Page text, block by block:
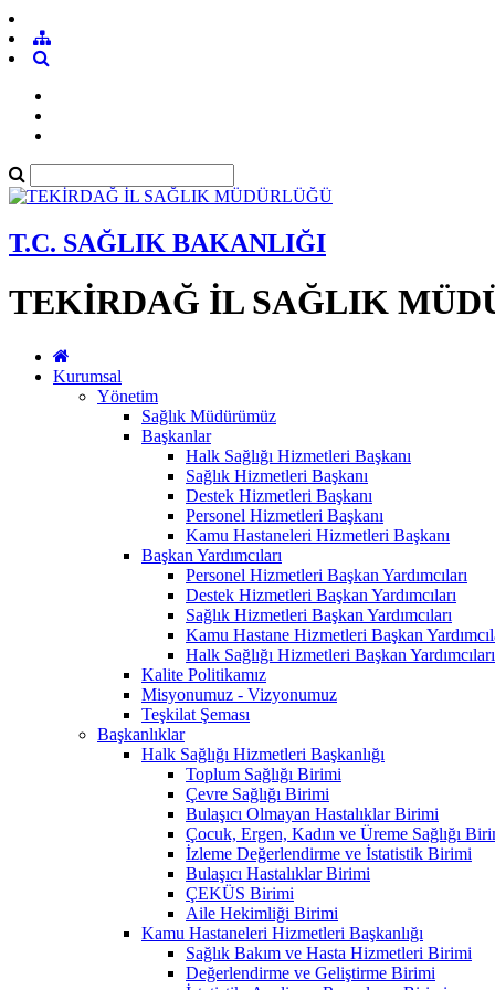
T.C. SAĞLIK BAKANLIĞI
TEKİRDAĞ İL SAĞLIK
Kurumsal
Yönetim
Sağlık Müdürümüz
Başkanlar
Halk Sağlığı Hizmetleri Başkanı
Sağlık Hizmetleri Başkanı
Destek Hizmetleri Başkanı
Personel Hizmetleri Başkanı
Kamu Hastaneleri Hizmetleri Başkanı
Başkan Yardımcıları
Personel Hizmetleri Başkan Yardımcıları
Destek Hizmetleri Başkan Yardımcıları
Sağlık Hizmetleri Başkan Yardımcıları
Kamu Hastane Hizmetleri Başkan
Halk Sağlığı Hizmetleri Başkan Yardımcıları
Kalite Politikamız
Misyonumuz - Vizyonumuz
Teşkilat Şeması
Başkanlıklar
Halk Sağlığı Hizmetleri Başkanlığı
Toplum Sağlığı Birimi
Çevre Sağlığı Birimi
Bulaşıcı Olmayan Hastalıklar Birimi
Çocuk, Ergen, Kadın ve Üreme Sağlığı
İzleme Değerlendirme ve İstatistik Birimi
Bulaşıcı Hastalıklar Birimi
ÇEKÜS Birimi
Aile Hekimliği Birimi
Kamu Hastaneleri Hizmetleri Başkanlığı
Sağlık Bakım ve Hasta Hizmetleri Birimi
Değerlendirme ve Geliştirme Birimi